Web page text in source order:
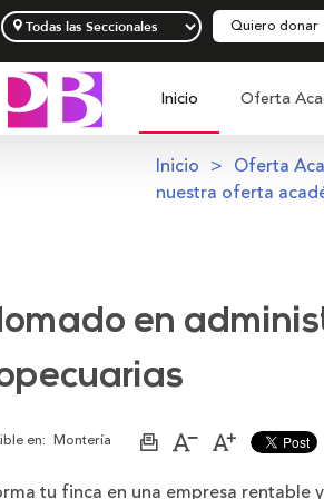
Quiero donar
Inicio Oferta
Inicio
Oferta
nuestra oferta
en
en: Montería
ImprimirAumentar
de
Disminuir
de
tu finca en una empresa rentable